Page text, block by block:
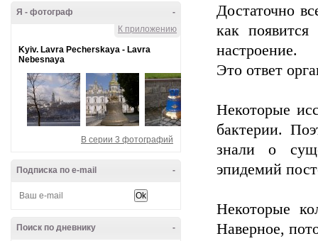
-
Я - фотограф
К приложению
Kyiv. Lavra Pecherskaya - Lavra
Nebesnaya
В серии 3 фотографий
-
Подписка по e-mail
-
Поиск по дневнику
Достаточно
как
настроение.
Это ответ
Некоторые
бактерии.
знали о
эпидемий
Некоторые
Наверное,